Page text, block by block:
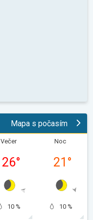
Mapa s počasím
Večer
26°
10 %
Noc
21 °
10 %